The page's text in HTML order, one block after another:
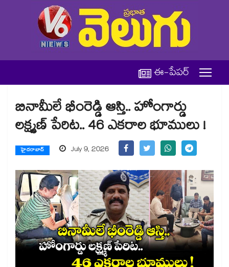
ఈ-పేపర్
బినామీలే భీంరెడ్డి ఆస్తి.. హోంగార్డు
లక్ష్మణ్ పేరిట.. 46 ఎకరాల భూములు !
హైదరాబాద్ July 9, 2026